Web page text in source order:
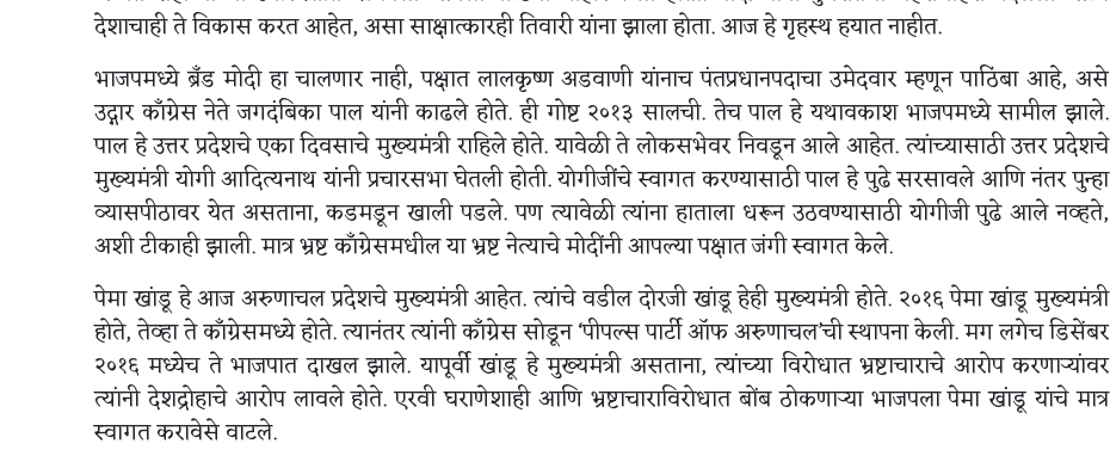
देशाचाही ते विकास करत आहेत, असा साक्षात्कारही तिवारी यांना झाला होता. आज हे गृहस्थ हयात नाहीत.
भाजपमध्ये ब्रँड मोदी हा चालणार नाही, पक्षात लालकृष्ण अडवाणी यांनाच पंतप्रधानपदाचा उमेदवार म्हणून पाठिंबा आहे, असे
उद्गार काँग्रेस नेते जगदंबिका पाल यांनी काढले होते. ही गोष्ट २०१३ सालची. तेच पाल हे यथावकाश भाजपमध्ये सामील झाले.
पाल हे उत्तर प्रदेशचे एका दिवसाचे मुख्यमंत्री राहिले होते. यावेळी ते लोकसभेवर निवडून आले आहेत. त्यांच्यासाठी उत्तर प्रदेशचे
मुख्यमंत्री योगी आदित्यनाथ यांनी प्रचारसभा घेतली होती. योगीजींचे स्वागत करण्यासाठी पाल हे पुढे सरसावले आणि नंतर पुन्हा
व्यासपीठावर येत असताना, कडमडून खाली पडले. पण त्यावेळी त्यांना हाताला धरून उठवण्यासाठी योगीजी पुढे आले नव्हते,
अशी टीकाही झाली. मात्र भ्रष्ट काँग्रेसमधील या भ्रष्ट नेत्याचे मोदींनी आपल्या पक्षात जंगी स्वागत केले.
पेमा खांडू हे आज अरुणाचल प्रदेशचे मुख्यमंत्री आहेत. त्यांचे वडील दोरजी खांडू हेही मुख्यमंत्री होते. २०१६ पेमा खांडू मुख्यमंत्री
होते, तेव्हा ते काँग्रेसमध्ये होते. त्यानंतर त्यांनी काँग्रेस सोडून ‘पीपल्स पार्टी ऑफ अरुणाचल’ची स्थापना केली. मग लगेच डिसेंबर
२०१६ मध्येच ते भाजपात दाखल झाले. यापूर्वी खांडू हे मुख्यमंत्री असताना, त्यांच्या विरोधात भ्रष्टाचाराचे आरोप करणाऱ्यांवर
त्यांनी देशद्रोहाचे आरोप लावले होते. एरवी घराणेशाही आणि भ्रष्टाचाराविरोधात बोंब ठोकणाऱ्या भाजपला पेमा खांडू यांचे मात्र
स्वागत करावेसे वाटले.